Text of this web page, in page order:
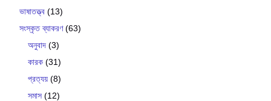
ভাষাতত্ত্ব (13)
সংস্কৃত ব্যাকরণ(63)
অনুবাদ (3)
কারক (31)
প্রত্যয় (8)
সমাস (12)